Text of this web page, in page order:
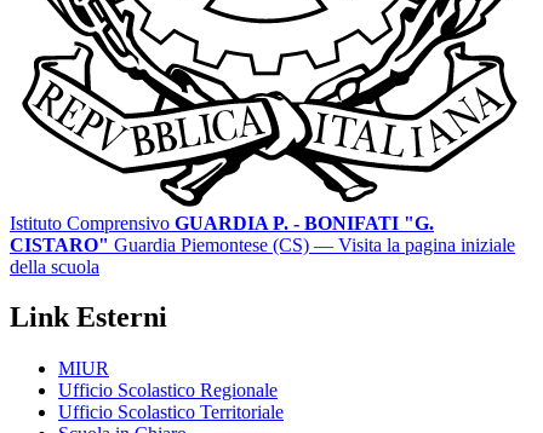
Istituto Comprensivo GUARDIA P. - BONIFATI "G.
CISTARO" Guardia Piemontese (CS) — Visita la pagina iniziale
della scuola
Link Esterni
MIUR
Ufficio Scolastico Regionale
Ufficio Scolastico Territoriale